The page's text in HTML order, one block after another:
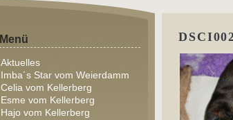
Menü
Aktuelles
Imba´s Star vom Weierdamm
Celia vom Kellerberg
Esme vom Kellerberg
Hajo vom Kellerberg